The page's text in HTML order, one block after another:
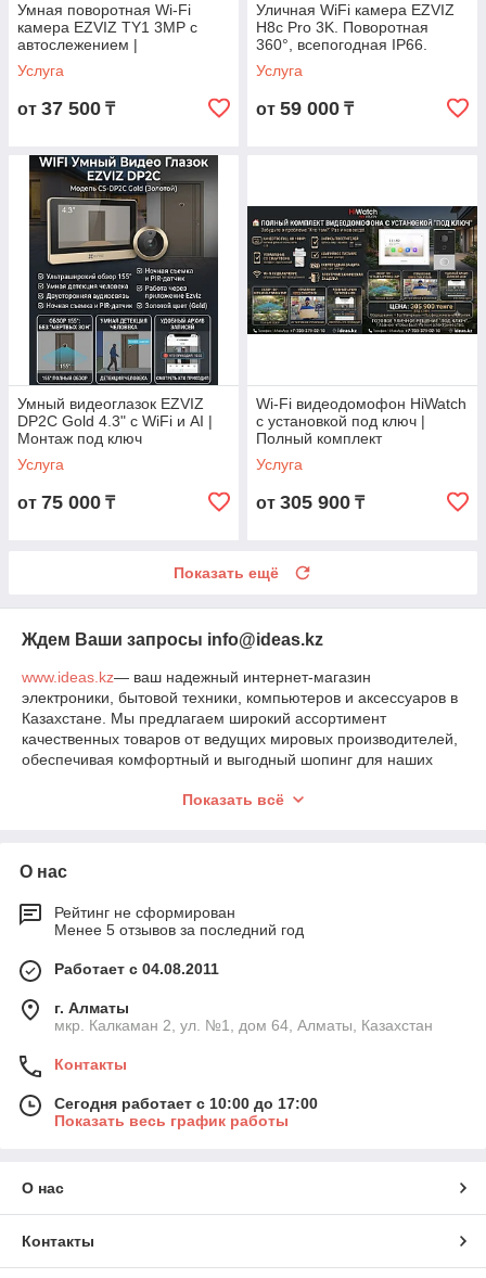
Умная поворотная Wi-Fi
камера EZVIZ TY1 3MP с
автослежением |
Панорамный обзор 340°
Услуга
от 37 500 ₸
Уличная WiFi камера EZVIZ
H8c Pro 3K. Поворотная
360°, всепогодная IP66.
Монтаж под ключ: камера +
64GB + установка=59
Услуга
от 59 000 ₸
Умный видеоглазок EZVIZ
DP2C Gold 4.3" с WiFi и AI |
Монтаж под ключ
Услуга
от 75 000 ₸
Wi-Fi видеодомофон HiWatch
с установкой под ключ |
Полный комплект
Услуга
от 305 900 ₸
Показать ещё
Ждем Ваши запросы info@ideas.kz
www.ideas.kz— ваш надежный интернет-магазин
электроники, бытовой техники, компьютеров и аксессуаров в
Казахстане. Мы предлагаем широкий ассортимент
качественных товаров от ведущих мировых производителей,
обеспечивая комфортный и выгодный шопинг для наших
Ассортимент товаров более 200,000 позиций
умные часы и аксессуары.
Бытовая техника: холодильники, стиральные
настольные ПК, мониторы, периферийные устройства
и компоненты для сборки.
Аудио- и видеотехника
Сетевое и беспроводное оборудование
маршрутизаторы, точки доступа и другое
Менеджеры нашего интернет-магазина
специальные условия.
Показать всё
О нас
Рейтинг не сформирован
Менее 5 отзывов за последний год
Работает с 04.08.2011
г. Алматы
мкр. Калкаман 2, ул. №1, дом 64, Алматы, Казахстан
Контакты
Сегодня работает с 10:00 до 17:00
Показать весь график работы
О нас
Контакты